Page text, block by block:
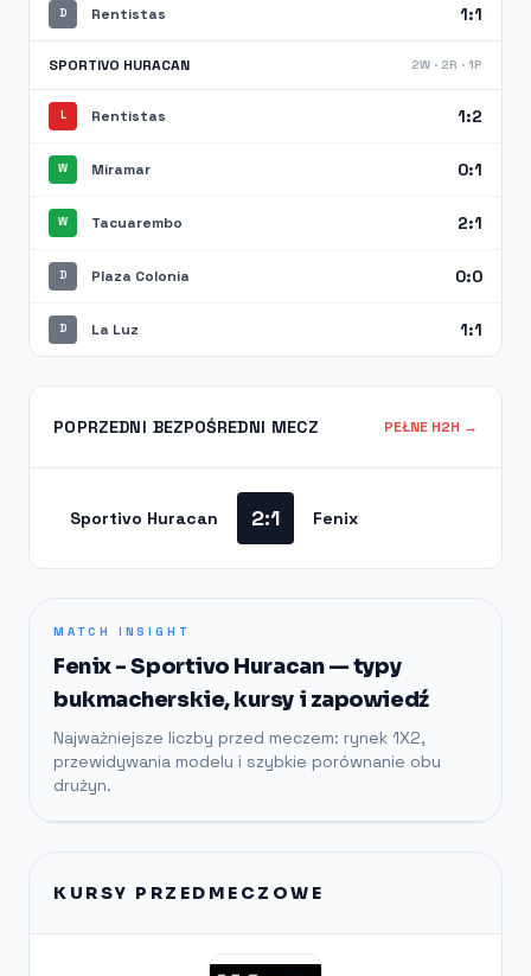
D Rentistas 1:1
SPORTIVO HURACAN 2W · 2R · 1P
L Rentistas 1:2
W Miramar 0:1
W Tacuarembo 2:1
D Plaza Colonia 0:0
D La Luz 1:1
POPRZEDNI BEZPOŚREDNI MECZ PEŁNE H2H →
Sportivo Huracan 2:1 Fenix
MATCH INSIGHT
Fenix - Sportivo Huracan — typy
bukmacherskie, kursy i zapowiedź
Najważniejsze liczby przed meczem: rynek 1X2,
przewidywania modelu i szybkie porównanie obu
drużyn.
KURSY PRZEDMECZOWE